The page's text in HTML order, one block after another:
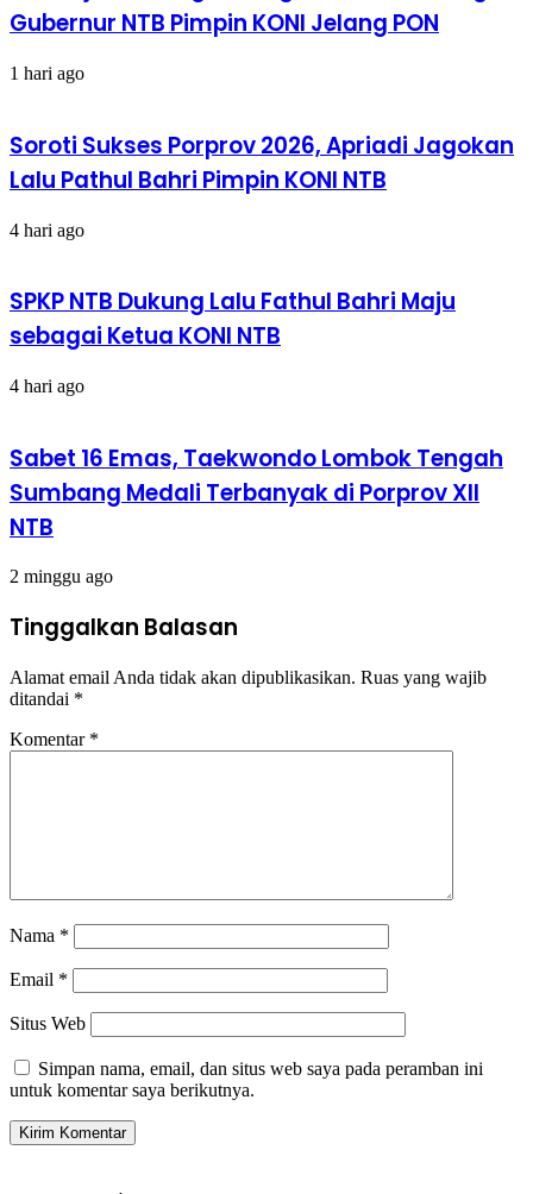
Gubernur NTB Pimpin KONI Jelang PON
1 hari ago
Soroti Sukses Porprov 2026, Apriadi Jagokan
Lalu Pathul Bahri Pimpin KONI NTB
4 hari ago
SPKP NTB Dukung Lalu Fathul Bahri Maju
sebagai Ketua KONI NTB
4 hari ago
Sabet 16 Emas, Taekwondo Lombok Tengah
Sumbang Medali Terbanyak di Porprov XII
NTB
2 minggu ago
Tinggalkan Balasan
Alamat email Anda tidak akan dipublikasikan. Ruas yang wajib
ditandai *
Komentar *
Nama *
Email *
Situs Web
Simpan nama, email, dan situs web saya pada peramban ini
untuk komentar saya berikutnya.